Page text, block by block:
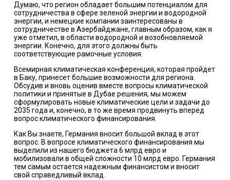
Думаю, что регион обладает большим потенциалом для
сотрудничества в сфере зеленой энергии и водородной
энергии, и немецкие компании заинтересованы в
сотрудничестве в Азербайджане, главным образом, как я
уже отметил, в области водородной и возобновляемой
энергии. Конечно, для этого должны быть
соответствующие рамочные условия.
Всемирная климатическая конференция, которая пройдет
в Баку, принесет большие возможности для региона.
Обсудив и вновь оценив вместе вопросы климатической
политики и принятые в Дубае решения, мы можем
сформулировать новые климатические цели и задачи до
2035 года и, конечно, в то же время продвинуть вперед
вопрос климатического финансирования.
Как Вы знаете, Германия вносит большой вклад в этот
вопрос. В вопросе климатического финансирования мы
выделили из нашего бюджета 6 млрд евро и
мобилизовали в общей сложности 10 млрд евро. Германия
тем самым остается надежным финансистом и вносит
свой справедливый вклад.